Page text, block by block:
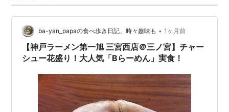
ba-yan_papaの食べ歩き日記、時々趣味も • 1ヶ月前
【神戸ラーメン第一旭 三宮西店＠三ノ宮】チャー
シュー花盛り！大人気「Bらーめん」実食！